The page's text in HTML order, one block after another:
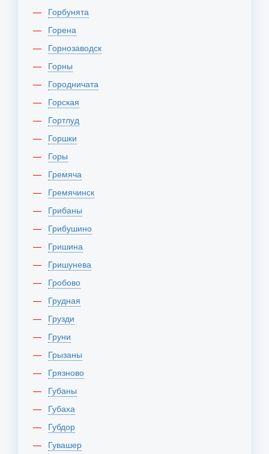
Горбунята
Горена
Горнозаводск
Горны
Городничата
Горская
Гортлуд
Горшки
Горы
Гремяча
Гремячинск
Грибаны
Грибушино
Гришина
Гришунева
Гробово
Грудная
Грузди
Груни
Грызаны
Грязново
Губаны
Губаха
Губдор
Гувашер